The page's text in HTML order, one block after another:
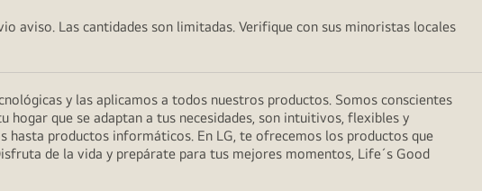
aviso. Las cantidades son limitadas. Verifique con sus minoristas locales
y las aplicamos a todos nuestros productos. Somos conscientes
que se adaptan a tus necesidades, son intuitivos, flexibles y
productos informáticos. En LG, te ofrecemos los productos que
de la vida y prepárate para tus mejores momentos, Life´s Good